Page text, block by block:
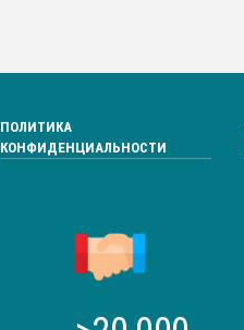
ПОЛИТИКА
КОНФИДЕНЦИАЛЬНОСТИ